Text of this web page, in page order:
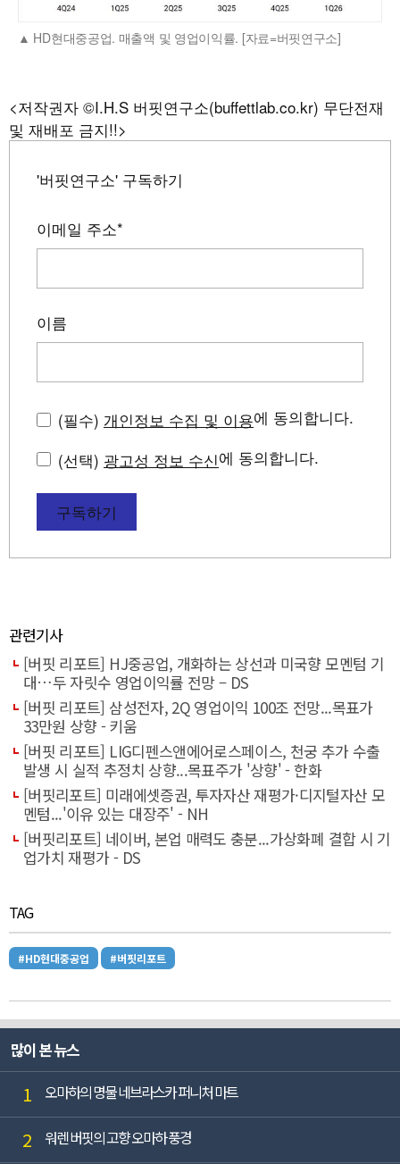
HD현대중공업. 매출액 및 영업이익률. [자료=버핏연구소]
<저작권자 ©I.H.S 버핏연구소(buffettlab.co.kr) 무단전재
및 재배포 금지!!>
'버핏연구소' 구독하기
이메일 주소*
이름
(필수) 개인정보 수집 및 이용에 동의합니다.
(선택) 광고성 정보 수신에 동의합니다.
구독하기
관련기사
[버핏 리포트] HJ중공업, 개화하는 상선과 미국향 모멘텀 기
대…두 자릿수 영업이익률 전망 – DS
[버핏 리포트] 삼성전자, 2Q 영업이익 100조 전망...목표가
33만원 상향 - 키움
[버핏 리포트] LIG디펜스앤에어로스페이스, 천궁 추가 수출
발생 시 실적 추정치 상향...목표주가 '상향' - 한화
[버핏리포트] 미래에셋증권, 투자자산 재평가·디지털자산 모
멘텀...'이유 있는 대장주' - NH
[버핏리포트] 네이버, 본업 매력도 충분...가상화폐 결합 시 기
업가치 재평가 - DS
TAG
#HD현대중공업 #버핏리포트
많이 본 뉴스
1 오마하의 명물 네브라스카 퍼니처 마트
2 워렌 버핏의 고향 오마하 풍경